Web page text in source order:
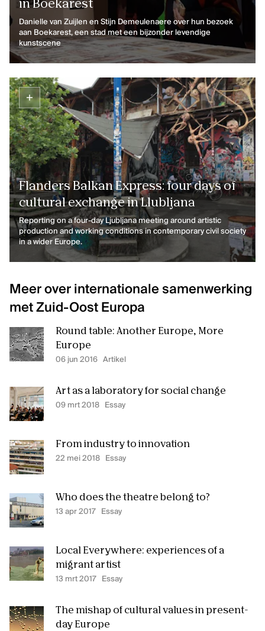
in Boekarest
Danielle van Zuijlen en Stijn Demeulenaere over hun bezoek
aan Boekarest, een stad met een bijzonder levendige
kunstscene
Flanders Balkan Express: four days of
cultural exchange in Llubljana
Reporting on a four-day Ljubljana meeting around artistic
production and working conditions in contemporary civil society
in a wider Europe.
Meer over internationale samenwerking
met Zuid-Oost Europa
Round table: Another Europe, More
Europe
06 jun 2016 Artikel
Art as a laboratory for social change
09 mrt 2018 Essay
From industry to innovation
22 mei 2018 Essay
Who does the theatre belong to?
13 apr 2017 Essay
Local Everywhere: experiences of a
migrant artist
13 mrt 2017 Essay
The mishap of cultural values in present-
day Europe